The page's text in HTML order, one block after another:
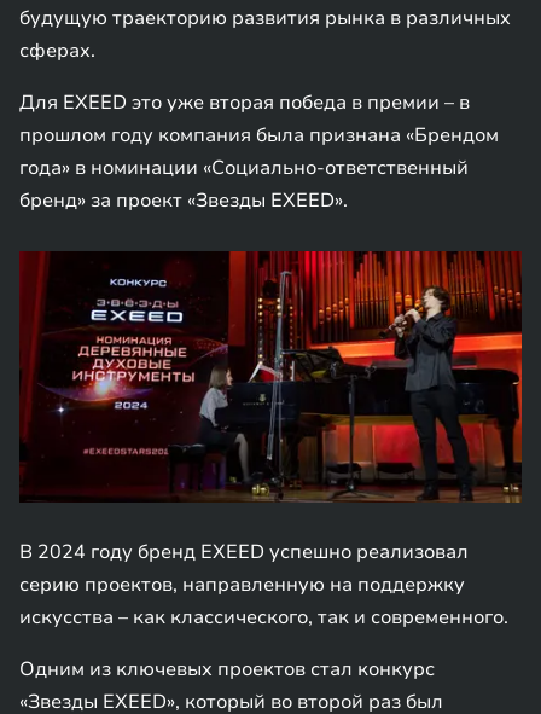
будущую траекторию развития рынка в различных
сферах.
Для EXEED это уже вторая победа в премии – в
прошлом году компания была признана «Брендом
года» в номинации «Социально-ответственный
бренд» за проект «Звезды EXEED».
В 2024 году бренд EXEED успешно реализовал
серию проектов, направленную на поддержку
искусства – как классического, так и современного.
Одним из ключевых проектов стал конкурс
«Звезды EXEED», который во второй раз был